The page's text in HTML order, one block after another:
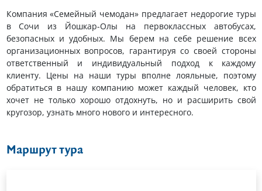
Компания «Семейный чемодан» предлагает недорогие туры
в Сочи из Йошкар-Олы на первоклассных автобусах,
безопасных и удобных. Мы берем на себе решение всех
организационных вопросов, гарантируя со своей стороны
ответственный и индивидуальный подход к каждому
клиенту. Цены на наши туры вполне лояльные, поэтому
обратиться в нашу компанию может каждый человек, кто
хочет не только хорошо отдохнуть, но и расширить свой
кругозор, узнать много нового и интересного.
Маршрут тура